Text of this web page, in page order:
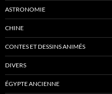
ASTRONOMIE
CHINE
CONTES ET DESSINS ANIMÉS
DIVERS
ÉGYPTE ANCIENNE